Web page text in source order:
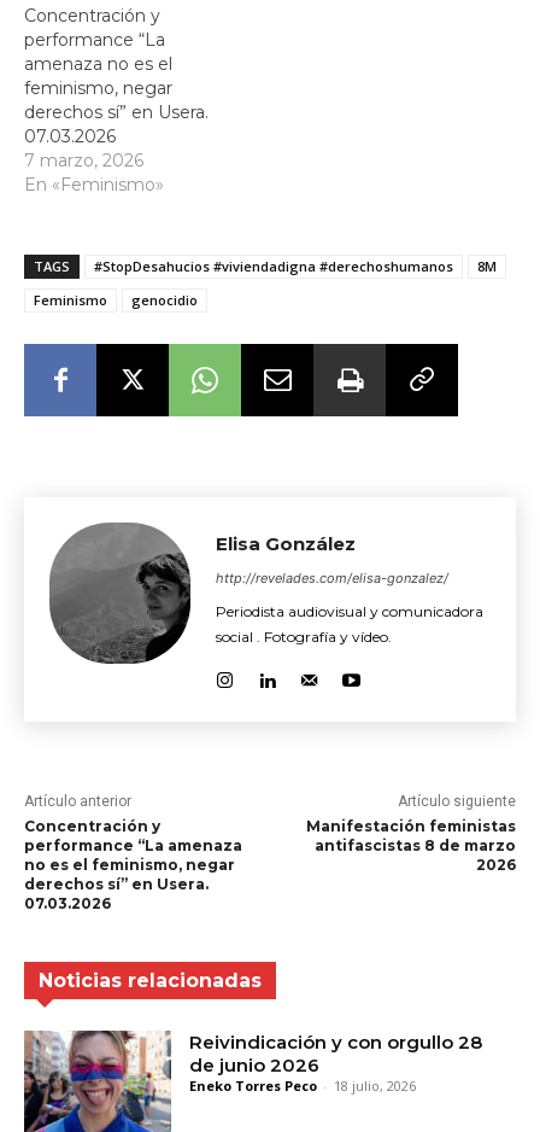
Concentración y
performance “La
amenaza no es el
feminismo, negar
derechos sí” en Usera.
07.03.2026
7 marzo, 2026
En «Feminismo»
TAGS #StopDesahucios #viviendadigna #derechoshumanos
8M
Feminismo
genocidio
Elisa González
http://revelades.com/elisa-gonzalez/
Periodista audiovisual y comunicadora
social . Fotografía y vídeo.
Artículo anterior
Concentración y
performance “La amenaza
no es el feminismo, negar
derechos sí” en Usera.
07.03.2026
Artículo siguiente
Manifestación feministas
antifascistas 8 de marzo
2026
Noticias relacionadas
Reivindicación y con orgullo 28
de junio 2026
Eneko Torres Peco - 18 julio, 2026